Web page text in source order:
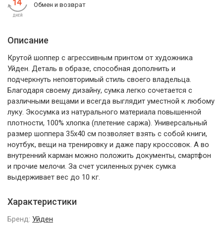
Обмен и возврат
Описание
Крутой шоппер с агрессивным принтом от художника
Уйден. Деталь в образе, способная дополнить и
подчеркнуть неповторимый стиль своего владельца.
Благодаря своему дизайну, сумка легко сочетается с
различными вещами и всегда выглядит уместной к любому
луку. Экосумка из натурального материала повышенной
плотности, 100% хлопка (плетение саржа). Универсальный
размер шоппера 35х40 см позволяет взять с собой книги,
ноутбук, вещи на тренировку и даже пару кроссовок. А во
внутренний карман можно положить документы, смартфон
и прочие мелочи. За счет усиленных ручек сумка
выдерживает вес до 10 кг.
Характеристики
Бренд: Уйден